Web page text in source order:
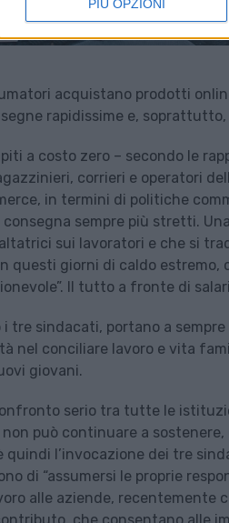
PIÙ OPZIONI
acquistano prodotti
rapidissime e,
a costo zero – secondo le
corrieri e operatori
in termini di politiche
sempre più stretti.
sui lavoratori e che si
questi giorni di caldo
Il tutto a fronte di
tre sindacati, portano a
nel conciliare lavoro e vita
giovani.
serio tra tutte le
può continuare a sostenere,
quindi l’invocazione dei tre
di “assumersi le proprie
alle aziende, recentemente